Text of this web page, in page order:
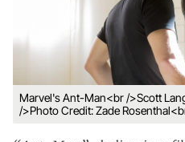
Marvel's Ant-Man<br />Scott
/>Photo Credit: Zade